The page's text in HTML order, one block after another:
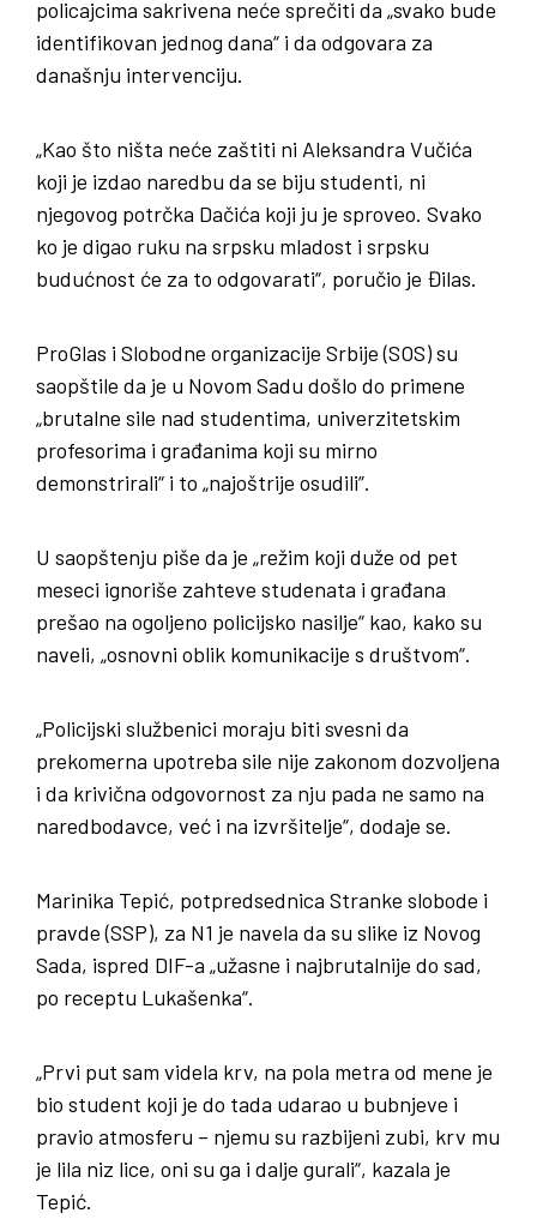
policajcima sakrivena neće sprečiti da „svako bude
identifikovan jednog dana“ i da odgovara za
današnju intervenciju.
„Kao što ništa neće zaštiti ni Aleksandra Vučića
koji je izdao naredbu da se biju studenti, ni
njegovog potrčka Dačića koji ju je sproveo. Svako
ko je digao ruku na srpsku mladost i srpsku
budućnost će za to odgovarati“, poručio je Đilas.
ProGlas i Slobodne organizacije Srbije (SOS) su
saopštile da je u Novom Sadu došlo do primene
„brutalne sile nad studentima, univerzitetskim
profesorima i građanima koji su mirno
demonstrirali“ i to „najoštrije osudili”.
U saopštenju piše da je „režim koji duže od pet
meseci ignoriše zahteve studenata i građana
prešao na ogoljeno policijsko nasilje“ kao, kako su
naveli, „osnovni oblik komunikacije s društvom“.
„Policijski službenici moraju biti svesni da
prekomerna upotreba sile nije zakonom dozvoljena
i da krivična odgovornost za nju pada ne samo na
naredbodavce, već i na izvršitelje“, dodaje se.
Marinika Tepić, potpredsednica Stranke slobode i
pravde (SSP), za N1 je navela da su slike iz Novog
Sada, ispred DIF-a „užasne i najbrutalnije do sad,
po receptu Lukašenka“.
„Prvi put sam videla krv, na pola metra od mene je
bio student koji je do tada udarao u bubnjeve i
pravio atmosferu – njemu su razbijeni zubi, krv mu
je lila niz lice, oni su ga i dalje gurali“, kazala je
Tepić.